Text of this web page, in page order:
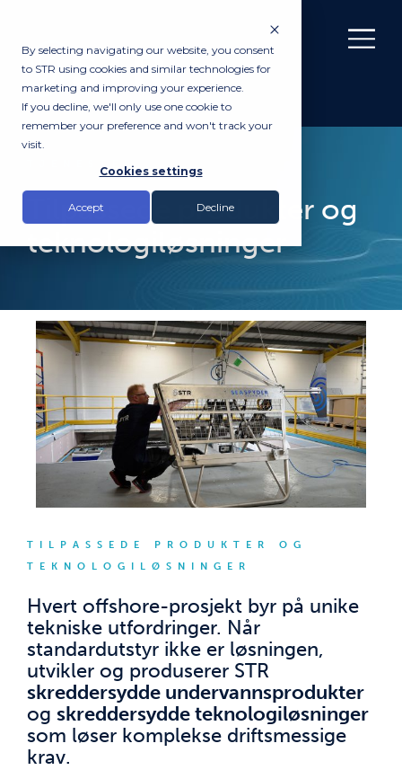
By selecting navigating our website, you consent
to STR using cookies and similar technologies for
marketing and improving your experience.
If you decline, we'll only use one cookie to
remember your preference and won't track your
visit.
Cookies settings
Accept Decline
TJENESTER
Tilpassede produkter og
teknologiløsninger
TILPASSEDE PRODUKTER OG
TEKNOLOGILØSNINGER
Hvert offshore-prosjekt byr på unike
tekniske utfordringer. Når
standardutstyr ikke er løsningen,
utvikler og produserer STR
skreddersydde undervannsprodukter
og skreddersydde teknologiløsninger
som løser komplekse driftsmessige
krav.